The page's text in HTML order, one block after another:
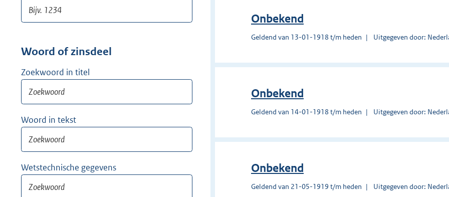
Woord of zinsdeel
Zoekwoord in titel
Woord in tekst
Wetstechnische gegevens
Onbekend
Geldend van 13-01-1918 t/m heden Uitgegeven door:
Onbekend
Geldend van 14-01-1918 t/m heden Uitgegeven door:
Onbekend
Geldend van 21-05-1919 t/m heden Uitgegeven door: